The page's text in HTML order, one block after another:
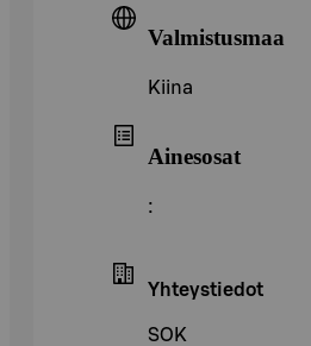
Valmistusmaa
Kiina
Ainesosat
:
Yhteystiedot
SOK